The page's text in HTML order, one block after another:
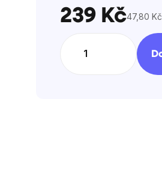
239 KčMěrná
cena:
47,80